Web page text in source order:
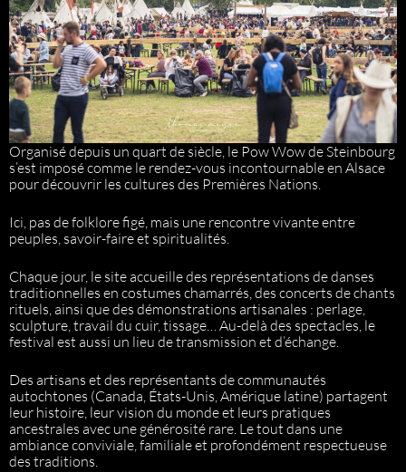
Organisé depuis un quart de siècle, le Pow Wow de Steinbourg
s’est imposé comme le rendez-vous incontournable en Alsace
pour découvrir les cultures des Premières Nations.
Ici, pas de folklore figé, mais une rencontre vivante entre
peuples, savoir-faire et spiritualités.
Chaque jour, le site accueille des représentations de danses
traditionnelles en costumes chamarrés, des concerts de chants
rituels, ainsi que des démonstrations artisanales : perlage,
sculpture, travail du cuir, tissage… Au-delà des spectacles, le
festival est aussi un lieu de transmission et d’échange.
Des artisans et des représentants de communautés
autochtones (Canada, États-Unis, Amérique latine) partagent
leur histoire, leur vision du monde et leurs pratiques
ancestrales avec une générosité rare. Le tout dans une
ambiance conviviale, familiale et profondément respectueuse
des traditions.